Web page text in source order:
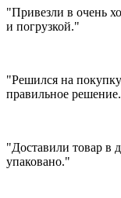
"Привезли в очень
и погрузкой."
"Решился на
правильное
"Доставили товар в
упаковано."